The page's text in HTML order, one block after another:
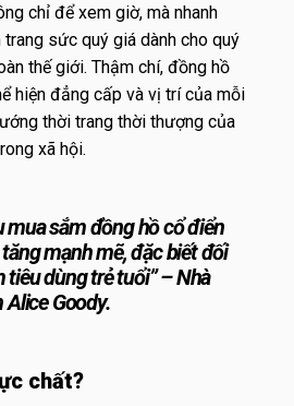
chỉ để xem giờ, mà nhanh
sức quý giá dành cho quý
thế giới. Thậm chí, đồng hồ
hiện đẳng cấp và vị trí của mỗi
thời trang thời thượng của
xã hội.
mua sắm đồng hồ cổ điển
mạnh mẽ, đặc biết đối
tiêu dùng trẻ tuổi” –Nhà
Alice Goody.
chất?